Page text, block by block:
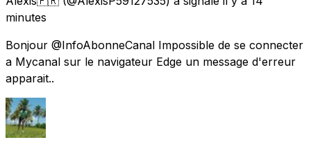
minutes
Bonjour @InfoAbonneCanal Impossible de se connecter
a Mycanal sur le navigateur Edge un message d'erreur
apparait..